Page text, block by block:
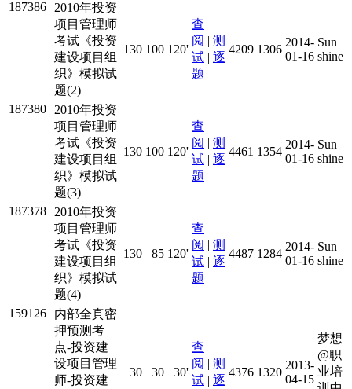
187386
2010年投资
项目管理师
考试《投资
建设项目组
织》模拟试
题(2)
130 100 120'
查
阅 | 测
试 | 逐
题
4209 1306
2014-
01-16
Sun
shine
187380
2010年投资
项目管理师
考试《投资
建设项目组
织》模拟试
题(3)
130 100 120'
查
阅 | 测
试 | 逐
题
4461 1354
2014-
01-16
Sun
shine
187378
2010年投资
项目管理师
考试《投资
建设项目组
织》模拟试
题(4)
130 85 120'
查
阅 | 测
试 | 逐
题
4487 1284
2014-
01-16
Sun
shine
159126
内部全真密
押预测考
点-投资建
设项目管理
师-投资建
30 30 30'
查
阅 | 测
试 | 逐
4376 1320
2013-
04-15
梦想
@职
业培